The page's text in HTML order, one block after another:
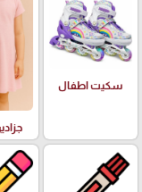
سكيت اطفال